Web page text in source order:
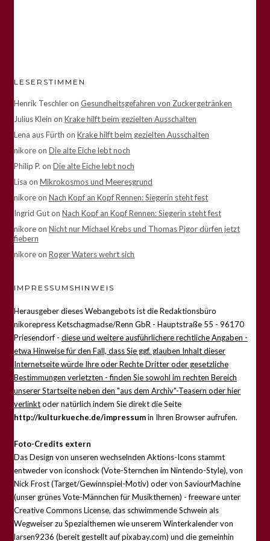
LESERSTIMMEN
Henrik Teschleron Gesundheitsgefahren von Zuckergetränken
Julius Klein on Krake hilft beim gezielten Ausschalten
Lena aus Fürth on Krake hilft beim gezielten Ausschalten
nikoreon Die alte Eiche lebt noch
Philip P. on Die alte Eiche lebt noch
Lisa on Mikrokosmos und Meeresgrund
nikoreon Nach Kopf an Kopf Rennen: Siegerin steht fest
Ingrid Guton Nach Kopf an Kopf Rennen: Siegerin steht fest
nikoreon Nicht nur Michael Krebs und Thomas Pigor dürfen jetzt
fiebern
nikoreon Roger Waters wehrt sich
IMPRESSUMSHINWEIS
Herausgeber dieses Webangebots ist die Redaktionsbüro
nikorepress Ketschagmadse/Renn GbR - Hauptstraße 55 - 96170
Priesendorf - diese und weitere ausführlichere rechtliche Angaben -
etwa Hinweise für den Fall, dass Sie ggf. glauben Inhalt dieser
Internetseite würde Ihre oder Rechte Dritter oder gesetzliche
Bestimmungen verletzten - finden Sie sowohl im rechten Bereich
unserer Startseite neben den "aus dem Archiv"-Teasern oder hier
verlinktoder natürlich indem Sie direkt die Seite
http://kulturkueche.de/impressumin Ihren Browser aufrufen.
Foto-Credits extern
Das Design von unseren wechselnden Aktions-Icons stammt
entweder von iconshock (Vote-Sternchen im Nintendo-Style), von
Nick Frost (Target/Gewinnspiel-Motiv) oder von SaviourMachine
(unser grünes Vote-Männchen für Musikthemen) - freeware unter
Creative Commons License, das schwimmende Schwein als
Wegweiser zu Spezialthemen wie unserem Winterkalender von
larsen9236 (bereit gestellt auf pixabay.com) und die gemeinhin